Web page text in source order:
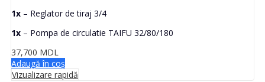
1x – Reglator de tiraj 3/4
1x – Pompa de circulatie TAIFU 32/80/180
37,700 MDL
Adaugă în coș
Vizualizare rapidă